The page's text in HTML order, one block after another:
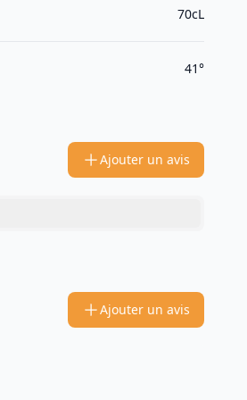
70cL
41°
Ajouter un avis
Ajouter un avis